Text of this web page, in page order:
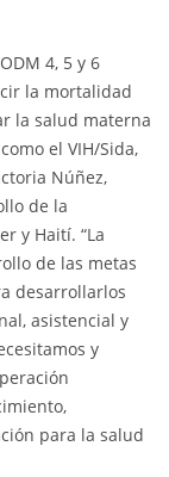
4, 5 y 6
la mortalidad
la salud materna
el VIH/Sida,
Núñez,
de la
y Haití. “La
de las metas
desarrollarlos
asistencial y
y
para la salud